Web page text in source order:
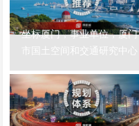
坐标厦门，事业单位，厦门
市国土空间和交通研究中心
届毕业生）